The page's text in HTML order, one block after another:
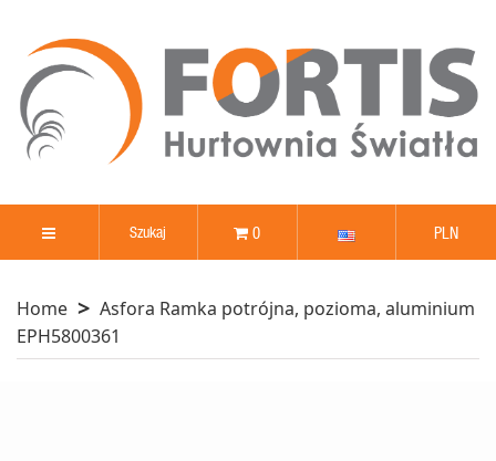
0 PLN
Home
Asfora Ramka potrójna, pozioma, aluminium
EPH5800361